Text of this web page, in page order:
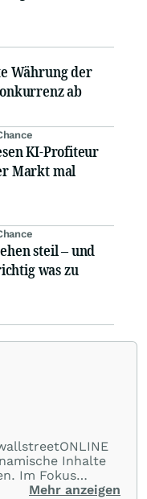
Währung der
ab
KI-Profiteur
Markt mal
steil – und
was zu
Inhalte
Im Fokus
und
Mehr anzeigen